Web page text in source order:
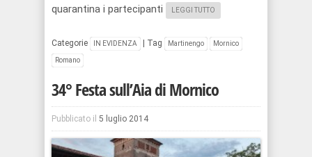
quarantina i partecipanti
LEGGI TUTTO
Categorie IN EVIDENZA Tag Martinengo Mornico
Romano
34° Festa sull’Aia di Mornico
Pubblicato il 5 luglio 2014